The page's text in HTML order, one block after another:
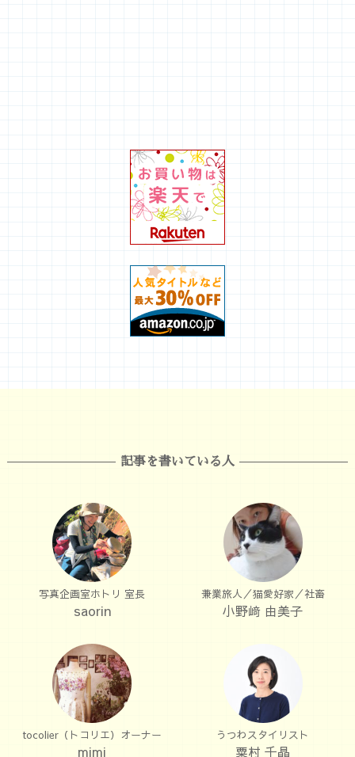
記事を書いている人
写真企画室ホトリ 室長
saorin
兼業旅人／猫愛好家／社畜
小野﨑 由美子
tocolier（トコリエ）オーナー
mimi
うつわスタイリスト
粟村 千晶